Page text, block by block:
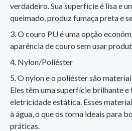
verdadeiro. Sua superfície é lisa e
queimado, produz fumaça preta e
O couro PU é uma opção
aparência de couro sem usar
Nylon/Poliéster
O nylon e o poliéster são
Eles têm uma superfície brilhante e
eletricidade estática. Esses
à água, o que os torna ideais para
práticas.